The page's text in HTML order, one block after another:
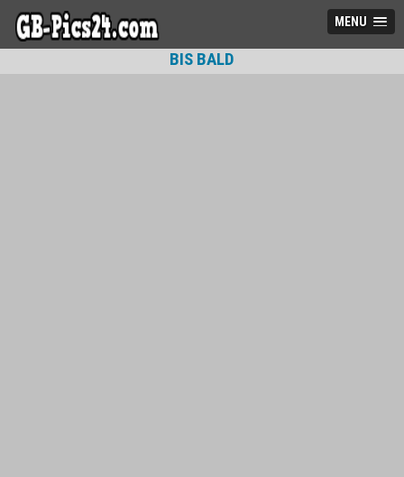
MENU
BIS BALD